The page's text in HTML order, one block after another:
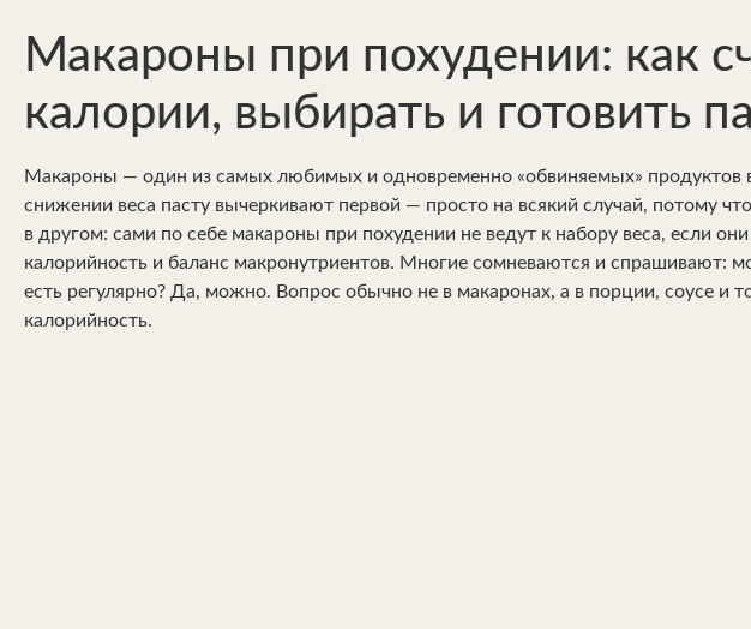
Макароны при похудении: как
калории, выбирать и готовить
Макароны — один из самых любимых и одновременно «обвиняемых» продуктов
снижении веса пасту вычеркивают первой — просто на всякий случай, потому
в другом: сами по себе макароны при похудении не ведут к набору веса, если
калорийность и баланс макронутриентов. Многие сомневаются и спрашивают:
есть регулярно? Да, можно. Вопрос обычно не в макаронах, а в порции, соусе и
калорийность.